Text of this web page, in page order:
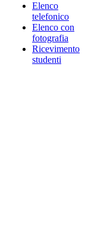
Elenco
telefonico
Elenco con
fotografia
Ricevimento
studenti